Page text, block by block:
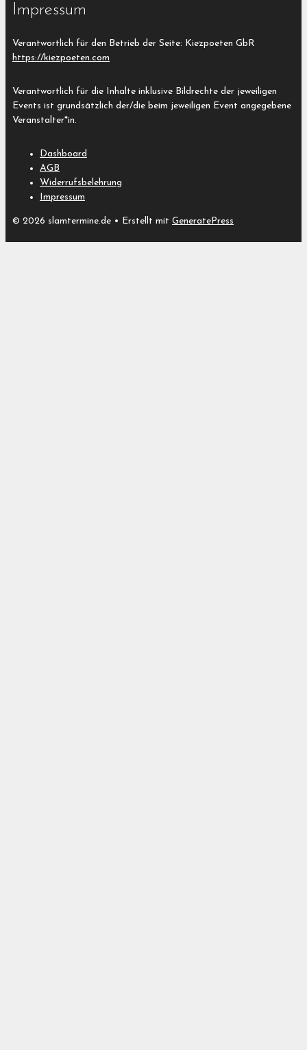
Impressum
Verantwortlich für den Betrieb der Seite: Kiezpoeten GbR
https://kiezpoeten.com
Verantwortlich für die Inhalte inklusive Bildrechte der jeweiligen
Events ist grundsätzlich der/die beim jeweiligen Event angegebene
Veranstalter*in.
Dashboard
AGB
Widerrufsbelehrung
Impressum
© 2026 slamtermine.de • Erstellt mit GeneratePress